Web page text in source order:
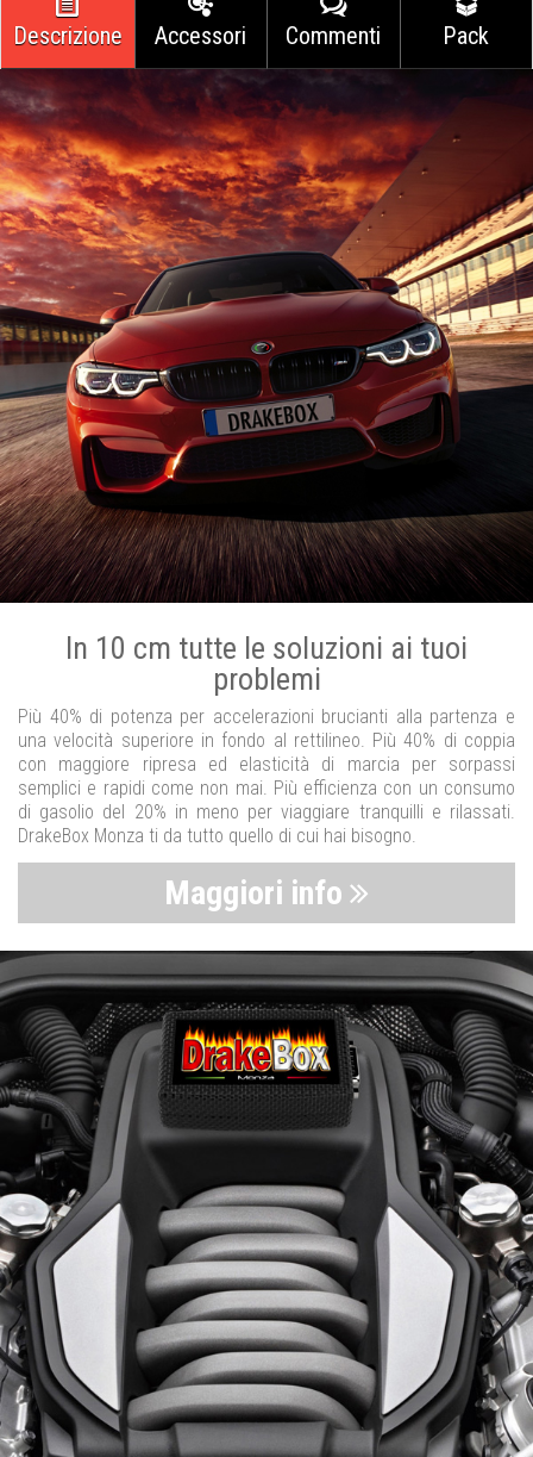
Descrizione Accessori Commenti Pack
In 10 cm tutte le soluzioni ai tuoi
problemi
Più 40% di potenza per accelerazioni brucianti alla partenza e
una velocità superiore in fondo al rettilineo. Più 40% di coppia
con maggiore ripresa ed elasticità di marcia per sorpassi
semplici e rapidi come non mai. Più efficienza con un consumo
di gasolio del 20% in meno per viaggiare tranquilli e rilassati.
DrakeBox Monza ti da tutto quello di cui hai bisogno.
Maggiori info